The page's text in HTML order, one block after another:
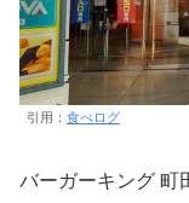
引用： 食べログ
バーガーキング 町